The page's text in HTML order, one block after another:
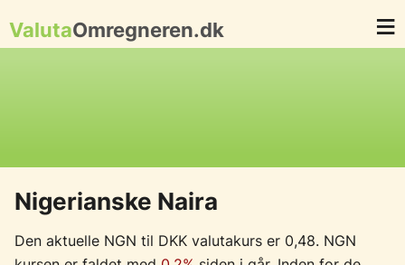
ValutaOmregneren.dk
Nigerianske Naira
Den aktuelle NGN til DKK valutakurs er 0,48. NGN